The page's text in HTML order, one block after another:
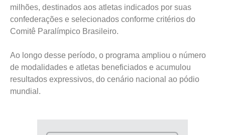
milhões, destinados aos atletas indicados por suas
confederações e selecionados conforme critérios do
Comitê Paralímpico Brasileiro.
Ao longo desse período, o programa ampliou o número
de modalidades e atletas beneficiados e acumulou
resultados expressivos, do cenário nacional ao pódio
mundial.